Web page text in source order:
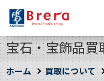
宝石・宝飾品買
ホーム 買取について